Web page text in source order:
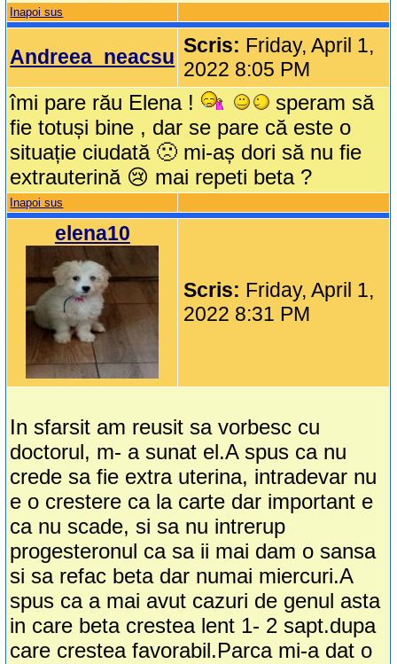
Inapoi sus
Andreea_neacsu Scris: Friday, April 1,
2022 8:05 PM
îmi pare rău Elena !
speram să
fie totuși bine , dar se pare că este o
situație ciudată 🙁 mi-aș dori să nu fie
extrauterină 😢 mai repeti beta ?
Inapoi sus
elena10
Scris: Friday, April 1,
2022 8:31 PM
In sfarsit am reusit sa vorbesc cu
doctorul, m- a sunat el.A spus ca nu
crede sa fie extra uterina, intradevar nu
e o crestere ca la carte dar important e
ca nu scade, si sa nu intrerup
progesteronul ca sa ii mai dam o sansa
si sa refac beta dar numai miercuri.A
spus ca a mai avut cazuri de genul asta
in care beta crestea lent 1- 2 sapt.dupa
care crestea favorabil.Parca mi-a dat o